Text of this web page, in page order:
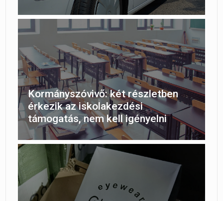
Kormányszóvivő: két részletben
érkezik az iskolakezdési
támogatás, nem kell igényelni